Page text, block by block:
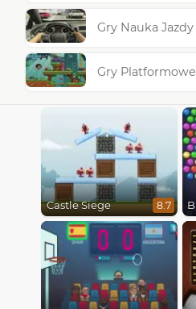
Gry Nauka Jazdy
Gry Platformowe
Castle Siege 8.7